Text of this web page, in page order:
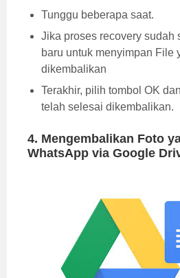
Tunggu beberapa saat.
Jika proses recovery sudah
baru untuk menyimpan File
dikembalikan
Terakhir, pilih tombol OK
telah selesai dikembalikan.
4. Mengembalikan Foto
WhatsApp via Google